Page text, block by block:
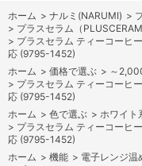
ホーム > ナルミ(NARUMI) >
> プラスセラム（PLUSCERAM
> プラスセラム ティーコーヒ
応 (9795-1452)
ホーム > 価格で選ぶ > ～
> プラスセラム ティーコーヒ
応 (9795-1452)
ホーム > 色で選ぶ > ホワイト
> プラスセラム ティーコーヒ
応 (9795-1452)
ホーム > 機能 > 電子レンジ温